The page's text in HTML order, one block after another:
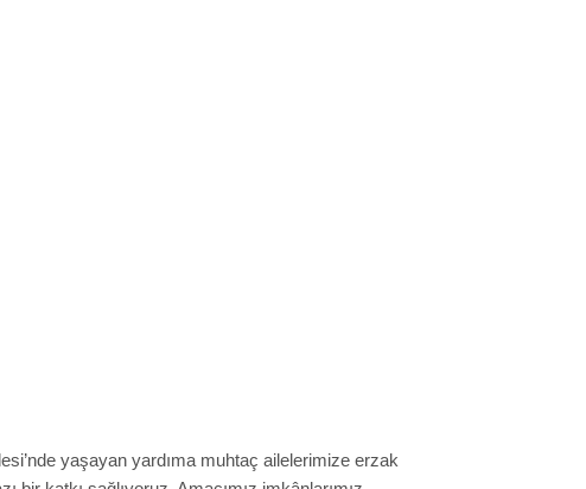
yaşayan yardıma muhtaç ailelerimize erzak